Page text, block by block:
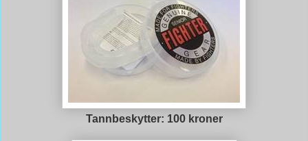
Tannbeskytter: 100 kroner